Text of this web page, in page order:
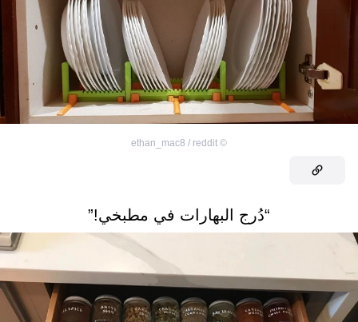
©
ethan_mac8 / reddit
“دُرج البهارات في مطبخي!”